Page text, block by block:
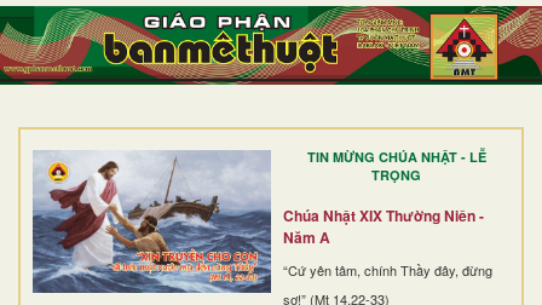
TIN MỪNG CHÚA NHẬT - LỄ
TRỌNG
Chúa Nhật XIX Thường Niên -
Năm A
“Cứ yên tâm, chính Thầy đây, đừng
sợ!” (Mt 14,22-33)
TRANG NHẤT
GIỚI THIỆU
DÒNG TU
BAN MỤC VỤ
ĐOÀN THỂ CG